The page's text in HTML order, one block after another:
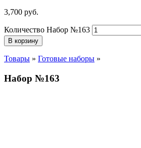
3,700 руб.
Количество Набор №163
В корзину
Товары » Готовые наборы »
Набор №163